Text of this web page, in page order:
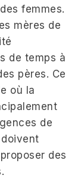
femmes.
mères de
de temps à
pères. Ce
où la
de
des